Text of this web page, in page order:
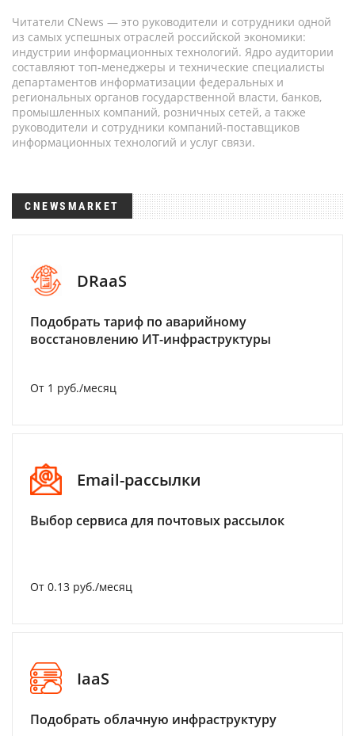
Читатели CNews — это руководители и сотрудники одной
из самых успешных отраслей российской экономики:
индустрии информационных технологий. Ядро аудитории
составляют топ-менеджеры и технические специалисты
департаментов информатизации федеральных и
региональных органов государственной власти, банков,
промышленных компаний, розничных сетей, а также
руководители и сотрудники компаний-поставщиков
информационных технологий и услуг связи.
CNEWSMARKET
DRaaS
Подобрать тариф по аварийному
восстановлению ИТ-инфраструктуры
От 1 руб./месяц
Email-рассылки
Выбор сервиса для почтовых рассылок
От 0.13 руб./месяц
IaaS
Подобрать облачную инфраструктуру